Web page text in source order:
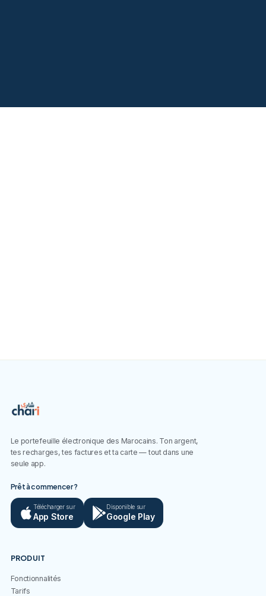
Le portefeuille électronique des Marocains. Ton argent,
tes recharges, tes factures et ta carte — tout dans une
seule app.
Prêt à commencer ?
Télécharger sur
App Store
Disponible sur
Google Play
PRODUIT
Fonctionnalités
Tarifs